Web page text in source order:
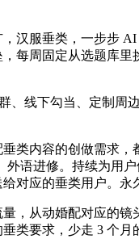
服垂类，一步步 AI
周固定从选题库里
线下勾当、定制周
内容的创做需求，
语进修。持续为用
对应的垂类用户。永
从动婚配对应的镜
要求，少走 3 个月